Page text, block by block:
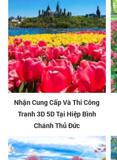
Nhận Cung Cấp Và Thi Công
Tranh 3D 5D Tại Hiệp Bình
Chánh Thủ Đức